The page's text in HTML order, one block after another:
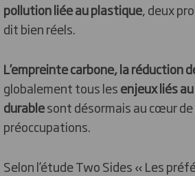
pollution liée au plastique, deux
dit bien réels.
L’empreinte carbone, la réduction
globalement tous lesenjeux liés
durablesont désormais au cœur de
préoccupations.
Selon l’étude Two Sides « Les